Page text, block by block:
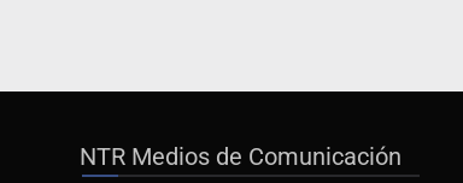
NTR Medios de Comunicación